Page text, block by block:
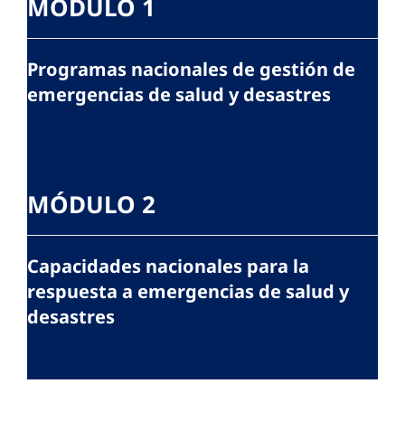
MÓDULO 1
Programas nacionales de gestión de
emergencias de salud y desastres
MÓDULO 2
Capacidades nacionales para la
respuesta a emergencias de salud y
desastres